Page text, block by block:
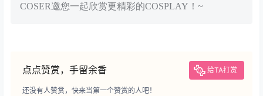
COSER邀您一起欣赏更精彩的COSPLAY！~
点点赞赏，手留余香 给TA打赏
还没有人赞赏，快来当第一个赞赏的人吧！